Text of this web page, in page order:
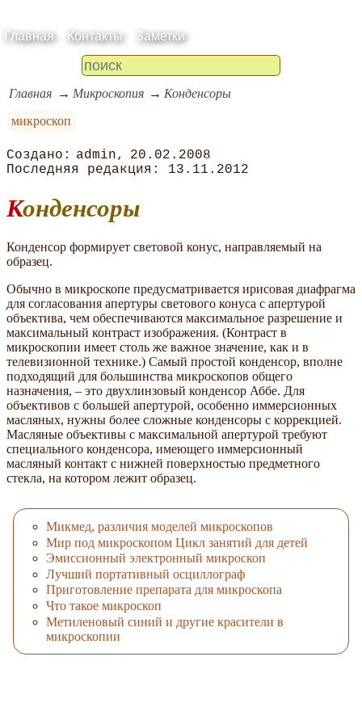
Главная Контакты Заметки
Главная Микроскопия
Конденсоры
микроскоп
admin
20.02.2008
13.11.2012
Конденсоры
Конденсор формирует световой конус, направляемый на
образец.
Обычно в микроскопе предусматривается ирисовая диафрагма
для согласования апертуры светового конуса с апертурой
объектива, чем обеспечиваются максимальное разрешение и
максимальный контраст изображения. (Контраст в
микроскопии имеет столь же важное значение, как и в
телевизионной технике.) Самый простой конденсор, вполне
подходящий для большинства микроскопов общего
назначения, – это двухлинзовый конденсор Аббе. Для
объективов с большей апертурой, особенно иммерсионных
масляных, нужны более сложные конденсоры с коррекцией.
Масляные объективы с максимальной апертурой требуют
специального конденсора, имеющего иммерсионный
масляный контакт с нижней поверхностью предметного
стекла, на котором лежит образец.
Микмед, различия моделей микроскопов
Мир под микроскопом Цикл занятий для детей
Эмиссионный электронный микроскоп
Лучший портативный осциллограф
Приготовление препарата для микроскопа
Что такое микроскоп
Метиленовый синий и другие красители в
микроскопии